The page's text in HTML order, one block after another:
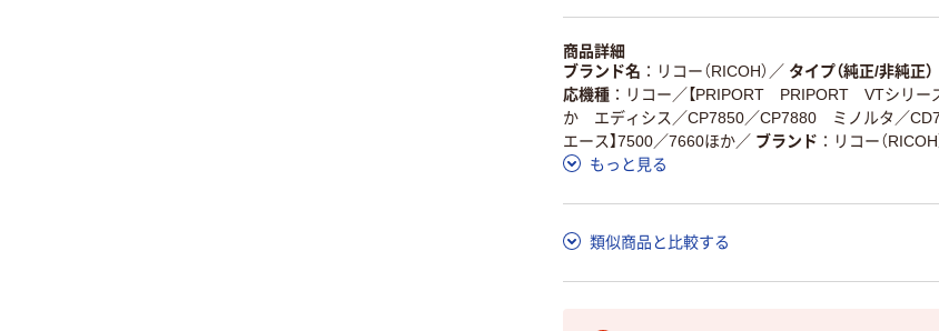
商品詳細
ブランド名
リコー（RICOH） ／ タイプ（純正/非純正）
応機種
リコー／【PRIPORT PRIPORT VTシリー
か エディシス／CP7850／CP7880 ミノルタ／
エース】7500／7660ほか／ ブランド
リコー（RICOH
もっと見る
類似商品と比較する